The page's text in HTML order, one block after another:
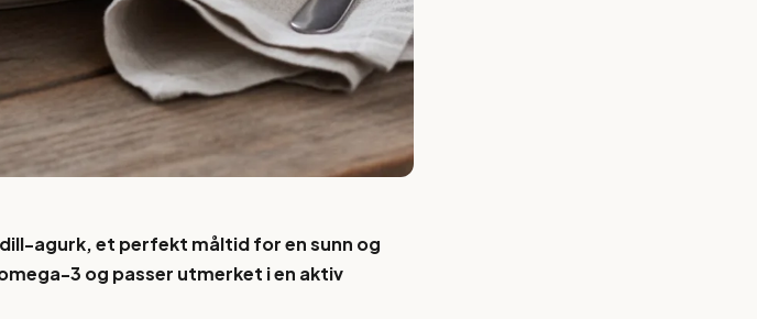
agurk, et perfekt måltid for en sunn og
3 og passer utmerket i en aktiv